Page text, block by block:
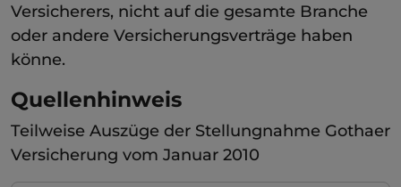
Versicherers, nicht auf die gesamte Branche
oder andere Versicherungsverträge haben
könne.
Quellenhinweis
Teilweise Auszüge der Stellungnahme Gothaer
Versicherung vom Januar 2010